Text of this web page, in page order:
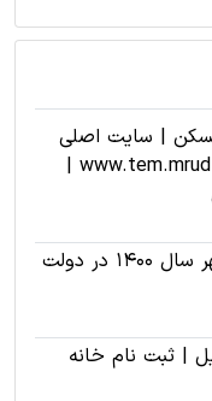
| سایت اصلی
ثبت نام وام ودیعه اجاره www.tem.mrud.ir |
مقدار واریزی برای مسکن مهر سال 1400 در دولت
| ثبت نام خانه